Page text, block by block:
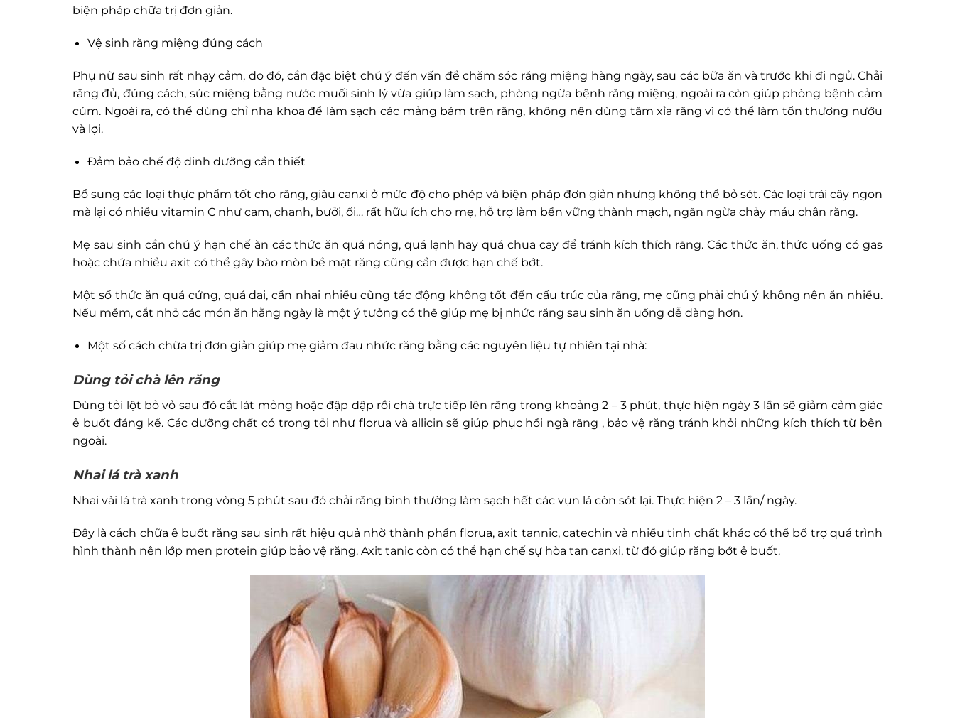
biện pháp chữa trị đơn giản.
Vệ sinh răng miệng đúng cách
Phụ nữ sau sinh rất nhạy cảm, do đó, cần đặc biệt chú ý đến vấn đề chăm sóc răng miệng hàng ngày, sau các bữa ăn và trước khi đi ngủ. Chải
răng đủ, đúng cách, súc miệng bằng nước muối sinh lý vừa giúp làm sạch, phòng ngừa bệnh răng miệng, ngoài ra còn giúp phòng bệnh cảm
cúm. Ngoài ra, có thể dùng chỉ nha khoa để làm sạch các mảng bám trên răng, không nên dùng tăm xỉa răng vì có thể làm tổn thương nướu
và lợi.
Đảm bảo chế độ dinh dưỡng cần thiết
Bổ sung các loại thực phẩm tốt cho răng, giàu canxi ở mức độ cho phép và biện pháp đơn giản nhưng không thể bỏ sót. Các loại trái cây ngon
mà lại có nhiều vitamin C như cam, chanh, bưởi, ổi… rất hữu ích cho mẹ, hỗ trợ làm bền vững thành mạch, ngăn ngừa chảy máu chân răng.
Mẹ sau sinh cần chú ý hạn chế ăn các thức ăn quá nóng, quá lạnh hay quá chua cay để tránh kích thích răng. Các thức ăn, thức uống có gas
hoặc chứa nhiều axit có thể gây bào mòn bề mặt răng cũng cần được hạn chế bớt.
Một số thức ăn quá cứng, quá dai, cần nhai nhiều cũng tác động không tốt đến cấu trúc của răng, mẹ cũng phải chú ý không nên ăn nhiều.
Nếu mềm, cắt nhỏ các món ăn hằng ngày là một ý tưởng có thể giúp mẹ bị nhức răng sau sinh ăn uống dễ dàng hơn.
Một số cách chữa trị đơn giản giúp mẹ giảm đau nhức răng bằng các nguyên liệu tự nhiên tại nhà:
Dùng tỏi chà lên răng
Dùng tỏi lột bỏ vỏ sau đó cắt lát mỏng hoặc đập dập rồi chà trực tiếp lên răng trong khoảng 2 – 3 phút, thực hiện ngày 3 lần sẽ giảm cảm giác
ê buốt đáng kể. Các dưỡng chất có trong tỏi như florua và allicin sẽ giúp phục hồi ngà răng , bảo vệ răng tránh khỏi những kích thích từ bên
ngoài.
Nhai lá trà xanh
Nhai vài lá trà xanh trong vòng 5 phút sau đó chải răng bình thường làm sạch hết các vụn lá còn sót lại. Thực hiện 2 – 3 lần/ ngày.
Đây là cách chữa ê buốt răng sau sinh rất hiệu quả nhờ thành phần florua, axit tannic, catechin và nhiều tinh chất khác có thể bổ trợ quá trình
hình thành nên lớp men protein giúp bảo vệ răng. Axit tanic còn có thể hạn chế sự hòa tan canxi, từ đó giúp răng bớt ê buốt.